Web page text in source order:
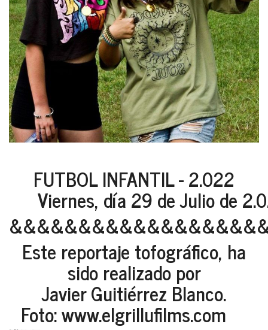
FUTBOL INFANTIL - 2.022
Viernes, día 29 de Julio de
Este reportaje tofográfico, ha
sido realizado por
Javier Guitiérrez Blanco.
Foto: www.elgrillufilms.com